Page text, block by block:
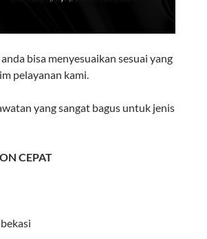
bisa menyesuaikan sesuai yang
pelayanan kami.
yang sangat bagus untuk jenis
CEPAT